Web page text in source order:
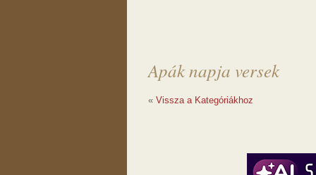
Apák napja versek
« Vissza a Kategóriákhoz